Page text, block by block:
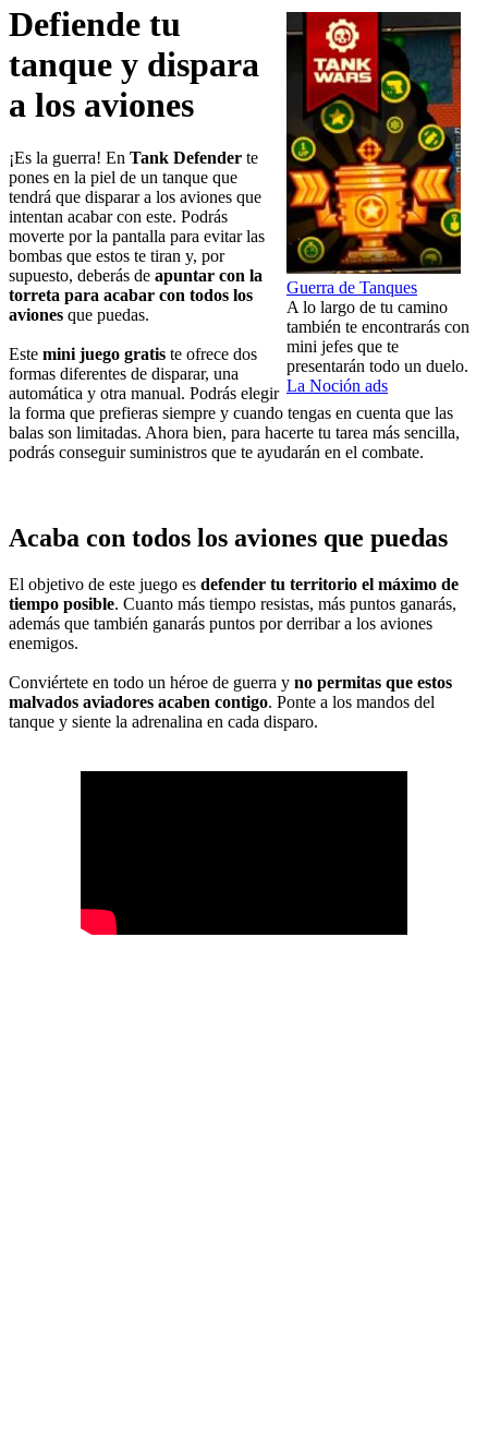
Guerra de Tanques
A lo largo de tu camino
también te encontrarás con
mini jefes que te
presentarán todo un duelo.
La Noción ads
Defiende tu
tanque y dispara
a los aviones
¡Es la guerra! En Tank Defender te
pones en la piel de un tanque que
tendrá que disparar a los aviones que
intentan acabar con este. Podrás
moverte por la pantalla para evitar las
bombas que estos te tiran y, por
supuesto, deberás de apuntar con la
torreta para acabar con todos los
aviones que puedas.
Este mini juego gratis te ofrece dos
formas diferentes de disparar, una
automática y otra manual. Podrás elegir
la forma que prefieras siempre y cuando tengas en cuenta que las
balas son limitadas. Ahora bien, para hacerte tu tarea más sencilla,
podrás conseguir suministros que te ayudarán en el combate.
Acaba con todos los aviones que puedas
El objetivo de este juego es defender tu territorio el máximo de
tiempo posible. Cuanto más tiempo resistas, más puntos ganarás,
además que también ganarás puntos por derribar a los aviones
enemigos.
Conviértete en todo un héroe de guerra y no permitas que estos
malvados aviadores acaben contigo. Ponte a los mandos del
tanque y siente la adrenalina en cada disparo.